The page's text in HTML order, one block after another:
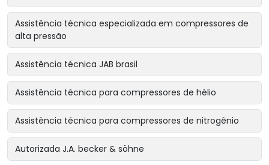
Assistência técnica especializada em compressores de
alta pressão
Assistência técnica JAB brasil
Assistência técnica para compressores de hélio
Assistência técnica para compressores de nitrogênio
Autorizada J.A. becker & söhne